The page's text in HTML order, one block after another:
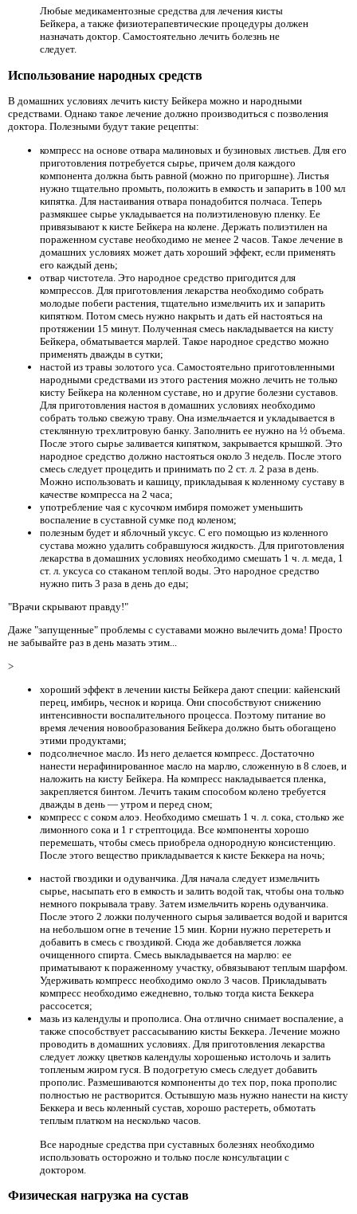
Любые медикаментозные средства для лечения кисты
Бейкера, а также физиотерапевтические процедуры должен
назначать доктор. Самостоятельно лечить болезнь не
следует.
Использование народных средств
В домашних условиях лечить кисту Бейкера можно и народными
средствами. Однако такое лечение должно производиться с позволения
доктора. Полезными будут такие рецепты:
компресс на основе отвара малиновых и бузиновых листьев. Для его
приготовления потребуется сырье, причем доля каждого
компонента должна быть равной (можно по пригоршне). Листья
нужно тщательно промыть, положить в емкость и запарить в 100 мл
кипятка. Для настаивания отвара понадобится полчаса. Теперь
размякшее сырье укладывается на полиэтиленовую пленку. Ее
привязывают к кисте Бейкера на колене. Держать полиэтилен на
пораженном суставе необходимо не менее 2 часов. Такое лечение в
домашних условиях может дать хороший эффект, если применять
его каждый день;
отвар чистотела. Это народное средство пригодится для
компрессов. Для приготовления лекарства необходимо собрать
молодые побеги растения, тщательно измельчить их и запарить
кипятком. Потом смесь нужно накрыть и дать ей настояться на
протяжении 15 минут. Полученная смесь накладывается на кисту
Бейкера, обматывается марлей. Такое народное средство можно
применять дважды в сутки;
настой из травы золотого уса. Самостоятельно приготовленными
народными средствами из этого растения можно лечить не только
кисту Бейкера на коленном суставе, но и другие болезни суставов.
Для приготовления настоя в домашних условиях необходимо
собрать только свежую траву. Она измельчается и укладывается в
стеклянную трехлитровую банку. Заполнить ее нужно на ½ объема.
После этого сырье заливается кипятком, закрывается крышкой. Это
народное средство должно настояться около 3 недель. После этого
смесь следует процедить и принимать по 2 ст. л. 2 раза в день.
Можно использовать и кашицу, прикладывая к коленному суставу в
качестве компресса на 2 часа;
употребление чая с кусочком имбиря поможет уменьшить
воспаление в суставной сумке под коленом;
полезным будет и яблочный уксус. С его помощью из коленного
сустава можно удалить собравшуюся жидкость. Для приготовления
лекарства в домашних условиях необходимо смешать 1 ч. л. меда, 1
ст. л. уксуса со стаканом теплой воды. Это народное средство
нужно пить 3 раза в день до еды;
"Врачи скрывают правду!"
Даже "запущенные" проблемы с суставами можно вылечить дома! Просто
не забывайте раз в день мазать этим...
>
хороший эффект в лечении кисты Бейкера дают специи: кайенский
перец, имбирь, чеснок и корица. Они способствуют снижению
интенсивности воспалительного процесса. Поэтому питание во
время лечения новообразования Бейкера должно быть обогащено
этими продуктами;
подсолнечное масло. Из него делается компресс. Достаточно
нанести нерафинированное масло на марлю, сложенную в 8 слоев, и
наложить на кисту Бейкера. На компресс накладывается пленка,
закрепляется бинтом. Лечить таким способом колено требуется
дважды в день — утром и перед сном;
компресс с соком алоэ. Необходимо смешать 1 ч. л. сока, столько же
лимонного сока и 1 г стрептоцида. Все компоненты хорошо
перемешать, чтобы смесь приобрела однородную консистенцию.
После этого вещество прикладывается к кисте Беккера на ночь;
настой гвоздики и одуванчика. Для начала следует измельчить
сырье, насыпать его в емкость и залить водой так, чтобы она только
немного покрывала траву. Затем измельчить корень одуванчика.
После этого 2 ложки полученного сырья заливается водой и варится
на небольшом огне в течение 15 мин. Корни нужно перетереть и
добавить в смесь с гвоздикой. Сюда же добавляется ложка
очищенного спирта. Смесь выкладывается на марлю: ее
приматывают к пораженному участку, обвязывают теплым шарфом.
Удерживать компресс необходимо около 3 часов. Прикладывать
компресс необходимо ежедневно, только тогда киста Беккера
рассосется;
мазь из календулы и прополиса. Она отлично снимает воспаление, а
также способствует рассасыванию кисты Беккера. Лечение можно
проводить в домашних условиях. Для приготовления лекарства
следует ложку цветков календулы хорошенько истолочь и залить
топленым жиром гуся. В подогретую смесь следует добавить
прополис. Размешиваются компоненты до тех пор, пока прополис
полностью не растворится. Остывшую мазь нужно нанести на кисту
Беккера и весь коленный сустав, хорошо растереть, обмотать
теплым платком на несколько часов.
Все народные средства при суставных болезнях необходимо
использовать осторожно и только после консультации с
доктором.
Физическая нагрузка на сустав